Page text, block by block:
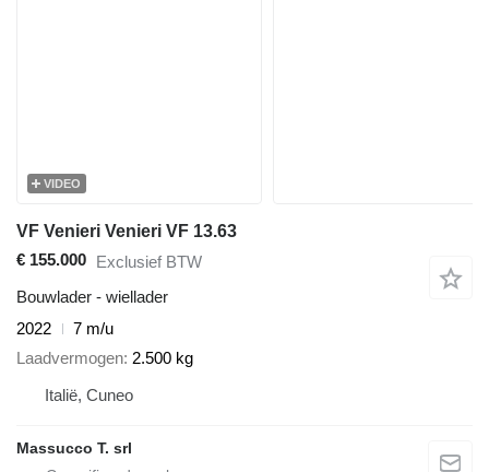
VIDEO
VF Venieri Venieri VF 13.63
€ 155.000 Exclusief BTW
Bouwlader - wiellader
2022
7 m/u
Laadvermogen 2.500 kg
Italië, Cuneo
Massucco T. srl